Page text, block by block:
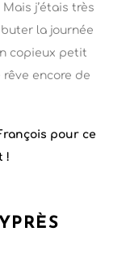
j’étais très
la journée
copieux petit
rêve encore de
pour ce
!